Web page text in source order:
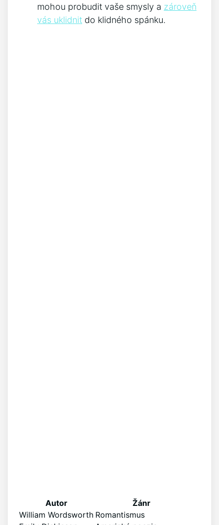
mohou probudit vaše smysly a zároveň
vás uklidnit do klidného spánku.
Autor
Žánr
William Wordsworth Romantismus